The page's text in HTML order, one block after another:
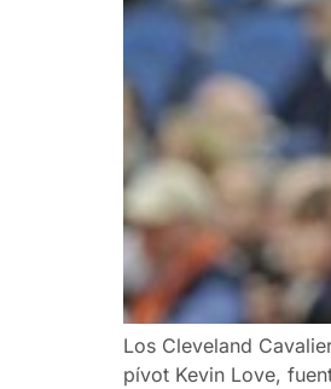
Los Cleveland
pívot Kevin Love,